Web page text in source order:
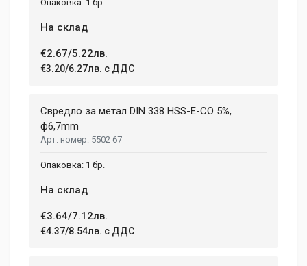
1 бр.
На склад
€2.67/5.22лв.
€3.20/6.27лв. с ДДС
Свредло за метал DIN 338 HSS-E-CO 5%,
ф6,7mm
5502 67
1 бр.
На склад
€3.64/7.12лв.
€4.37/8.54лв. с ДДС